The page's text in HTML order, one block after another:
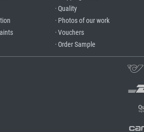
· Quality
· Photos of our work
· Vouchers
· Order Sample